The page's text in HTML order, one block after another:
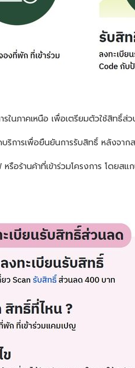
ในภาคเหนือ เพื่อเตรียมตัวใช้สิทธิ์ส่
ารเพื่อยืนยันการรับสิทธิ์ หลังจากส
หรือร้านค้าที่เข้าร่วมโครงการ โด